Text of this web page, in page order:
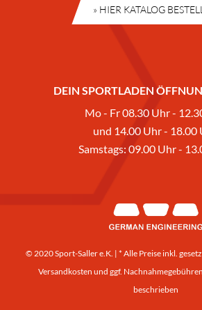
» HIER KATALOG
DEIN SPORTLADEN
Mo - Fr 08.30 Uhr -
und 14.00 Uhr - 18.00
Samstags: 09.00 Uhr -
© 2020 Sport-Saller e.K. | * Alle Preise inkl.
Versandkosten und ggf.
beschrieben